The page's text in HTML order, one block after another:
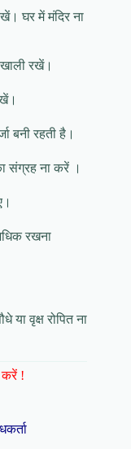
घर में मंदिर ना
रखें।
बनी रहती है।
संग्रह ना करें ।
रखना
या वृक्ष रोपित ना
करें !